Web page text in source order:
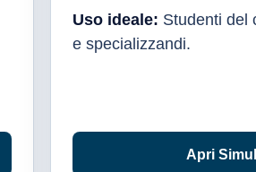
Uso ideale: Studenti del
e specializzandi.
Apri